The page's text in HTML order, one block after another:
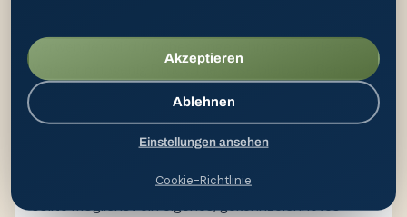
Akzeptieren
Ablehnen
Einstellungen ansehen
Cookie-Richtlinie
Verwendet wird frisches, angenehm temperiertes
Wasser mit wenig Druck. Die Düse bleibt außen und
berührt die Haut möglichst nicht. Von vorn nach
hinten zu reinigen ist besonders bei Mädchen
sinnvoll. Danach wird sanft getupft, die Flasche
zum Trocknen aufbewahrt. Jedes Familienmitglied
sollte möglichst ein eigenes, gekennzeichnetes